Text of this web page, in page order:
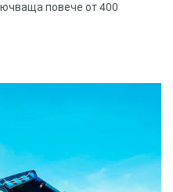
повече от 400